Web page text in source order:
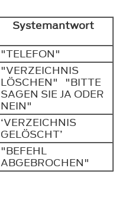
Systemantwort
"TELEFON"
"VERZEICHNIS
LÖSCHEN" "BITTE
SAGEN SIE JA ODER
NEIN"
‘VERZEICHNIS
GELÖSCHT’
"BEFEHL
ABGEBROCHEN"